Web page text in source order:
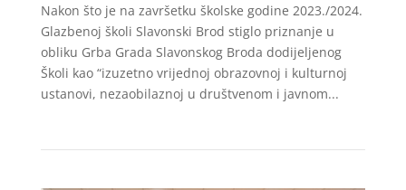
Nakon što je na završetku školske godine 2023./2024.
Glazbenoj školi Slavonski Brod stiglo priznanje u
obliku Grba Grada Slavonskog Broda dodijeljenog
Školi kao “izuzetno vrijednoj obrazovnoj i kulturnoj
ustanovi, nezaobilaznoj u društvenom i javnom...